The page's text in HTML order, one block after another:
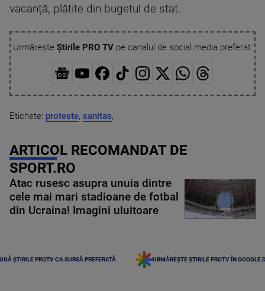
vacanță, plătite din bugetul de stat.
Urmărește Știrile PRO TVpe canalul de social media preferat:
Etichete: proteste, sanitas,
ARTICOL RECOMANDAT DE
SPORT.RO
Atac rusesc asupra unuia dintre
cele mai mari stadioane de fotbal
din Ucraina! Imagini uluitoare
ȘTIRILE PROTV CA SURSĂ PREFERATĂ URMĂREȘTE ȘTIRILE PROTV ÎN GOOGLE